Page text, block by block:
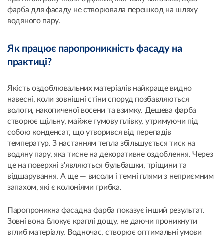
фарба для фасаду не створювала перешкод на шляху
водяного пару.
Як працює паропроникність фасаду на
практиці?
Якість оздоблювальних матеріалів найкраще видно
навесні, коли зовнішні стіни споруд позбавляються
вологи, накопиченої восени та взимку. Дешева фарба
створює щільну, майже гумову плівку, утримуючи під
собою конденсат, що утворився від перепадів
температур. З настанням тепла збільшується тиск на
водяну пару, яка тисне на декоративне оздоблення. Через
це на поверхні з'являються бульбашки, тріщини та
відшарування. А ще — висоли і темні плями з неприємним
запахом, які є колоніями грибка.
Паропроникна фасадна фарба показує інший результат.
Зовні вона блокує краплі дощу, не даючи проникнути
вглиб матеріалу. Водночас, створює оптимальні умови